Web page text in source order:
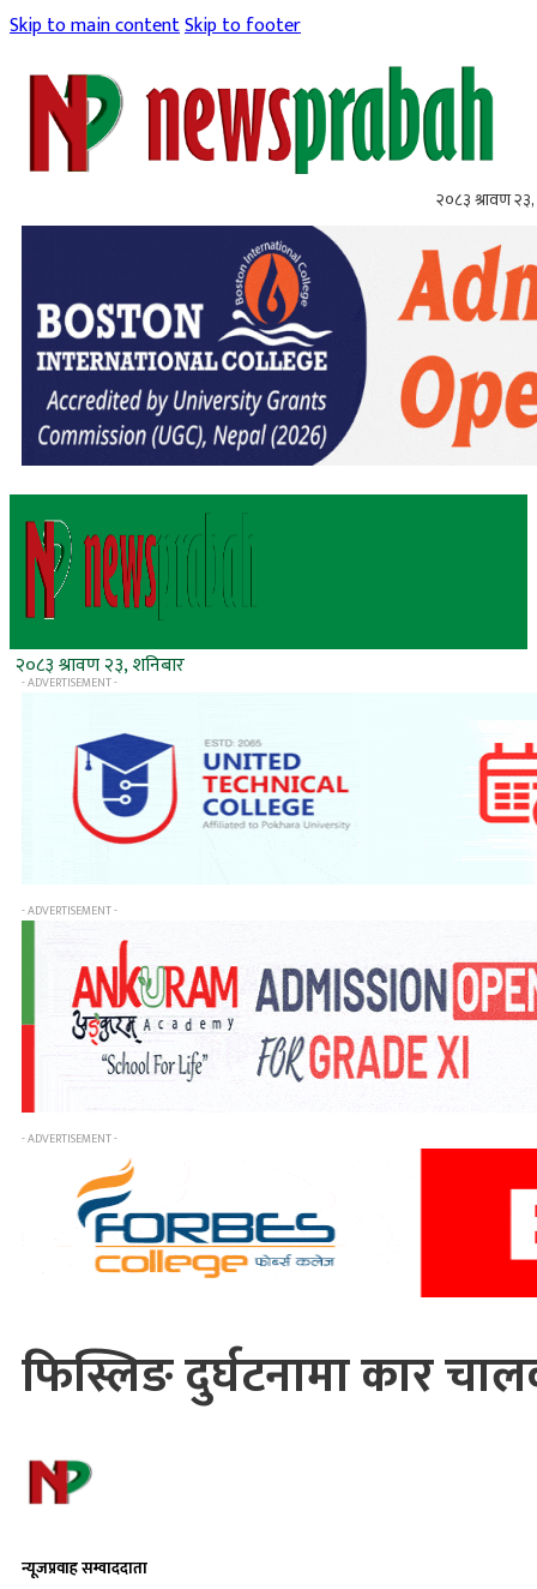
Skip to main contentSkip to footer
२०८३ श्रावण २३,
२०८३ श्रावण २३, शनिबार
- ADVERTISEMENT -
- ADVERTISEMENT -
- ADVERTISEMENT -
फिस्लिङ दुर्घटनामा कार
न्यूजप्रवाह सम्वाददाता